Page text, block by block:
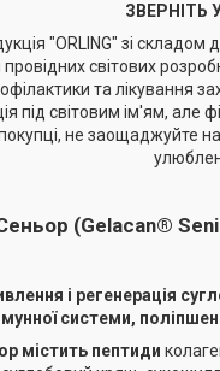
ЗВЕРНІТЬ
"ORLING" зі складом
світових
та лікування
під світовим ім'ям, але
не заощаджуйте
(Gelacan®
і регенерація
системи,
містить пептиди